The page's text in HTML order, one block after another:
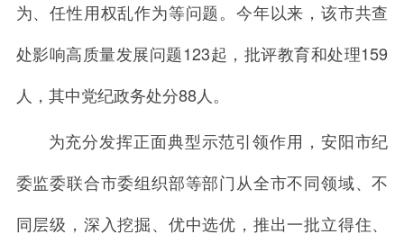
为、任性用权乱作为等问题。今年以来，该市共查
处影响高质量发展问题123起，批评教育和处理159
人，其中党纪政务处分88人。
为充分发挥正面典型示范引领作用，安阳市纪
委监委联合市委组织部等部门从全市不同领域、不
同层级，深入挖掘、优中选优，推出一批立得住、